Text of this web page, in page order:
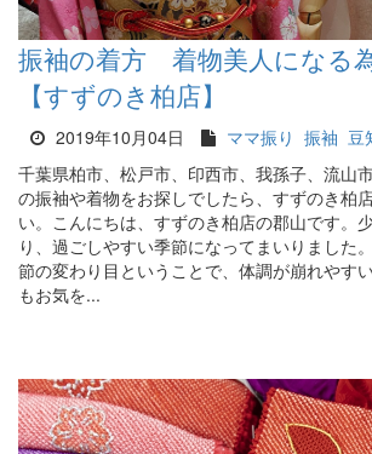
振袖の着方 着物美人になる
【すずのき柏店】
2019年10月04日 ママ振り 振袖 豆
千葉県柏市、松戸市、印西市、我孫子、流山
の振袖や着物をお探しでしたら、すずのき柏
い。こんにちは、すずのき柏店の郡山です。
り、過ごしやすい季節になってまいりました
節の変わり目ということで、体調が崩れやす
もお気を...